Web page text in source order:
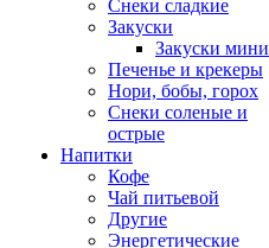
Снеки сладкие
Закуски
Закуски мини
Печенье и крекеры
Нори, бобы, горох
Снеки соленые и
острые
Напитки
Кофе
Чай питьевой
Другие
Энергетические